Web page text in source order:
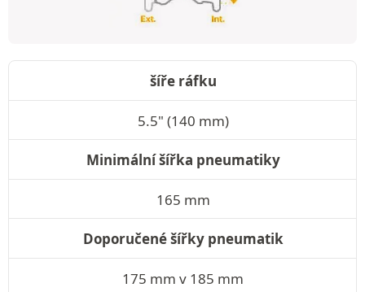
šíře ráfku
5.5" (140 mm)
Minimální šířka pneumatiky
165 mm
Doporučené šířky pneumatik
175 mm v 185 mm